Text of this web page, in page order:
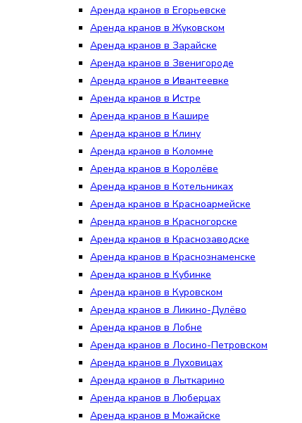
Аренда кранов в Егорьевске
Аренда кранов в Жуковском
Аренда кранов в Зарайске
Аренда кранов в Звенигороде
Аренда кранов в Ивантеевке
Аренда кранов в Истре
Аренда кранов в Кашире
Аренда кранов в Клину
Аренда кранов в Коломне
Аренда кранов в Королёве
Аренда кранов в Котельниках
Аренда кранов в Красноармейске
Аренда кранов в Красногорске
Аренда кранов в Краснозаводске
Аренда кранов в Краснознаменске
Аренда кранов в Кубинке
Аренда кранов в Куровском
Аренда кранов в Ликино-Дулёво
Аренда кранов в Лобне
Аренда кранов в Лосино-Петровском
Аренда кранов в Луховицах
Аренда кранов в Лыткарино
Аренда кранов в Люберцах
Аренда кранов в Можайске